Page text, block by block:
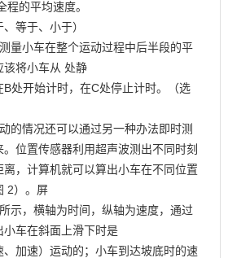
程的平均速度。
、等于、小于）
测量小车在整个运动过程中后半段的平
该将小车从 处静
B处开始计时，在C处停止计时。（选
的情况还可以通过另一种办法即时测
。位置传感器利用超声波测出不同时刻
离，计算机就可以算出小车在不同位置
2）。屏
示，横轴为时间，纵轴为速度，通过
小车在斜面上滑下时是
、加速）运动的；小车到达坡底时的速